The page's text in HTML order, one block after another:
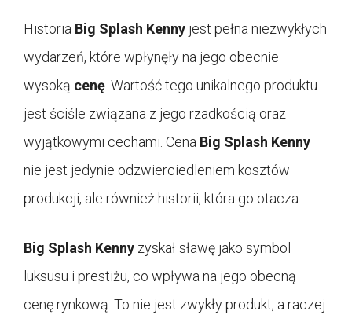
Historia Big Splash Kenny jest pełna niezwykłych
wydarzeń, które wpłynęły na jego obecnie
wysoką cenę . Wartość tego unikalnego produktu
jest ściśle związana z jego rzadkością oraz
wyjątkowymi cechami. Cena Big Splash Kenny
nie jest jedynie odzwierciedleniem kosztów
produkcji, ale również historii, która go otacza.
Big Splash Kenny zyskał sławę jako symbol
luksusu i prestiżu, co wpływa na jego obecną
cenę rynkową. To nie jest zwykły produkt, a raczej